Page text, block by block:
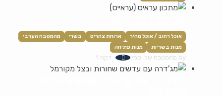
אוכל רחוב / אוכל מהיר ארוחת צהרים בשרי
מהמטבח הערבי
מנות בשריות
מנות פתיחה
by מהמטבח של יסמין דקה 1